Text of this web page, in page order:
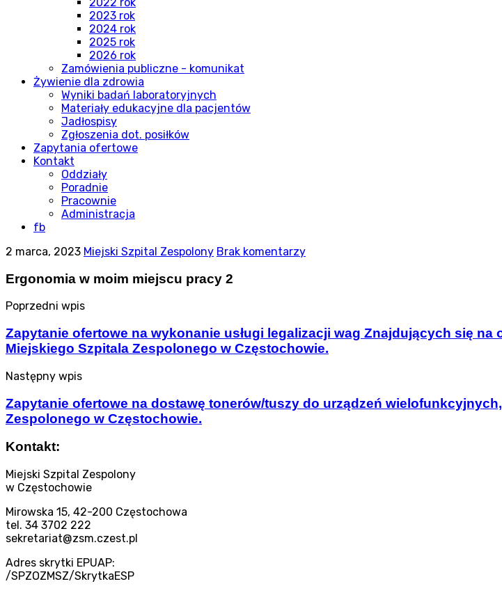
2023 rok
2024 rok
2025 rok
2026 rok
Zamówienia publiczne - komunikat
Żywienie dla zdrowia
Wyniki badań laboratoryjnych
Materiały edukacyjne dla pacjentów
Jadłospisy
Zgłoszenia dot. posiłków
Zapytania ofertowe
Kontakt
Oddziały
Poradnie
Pracownie
Administracja
fb
2 marca, 2023 Miejski Szpital Zespolony Brak komentarzy
Ergonomia w moim miejscu pracy 2
Poprzedni wpis
Zapytanie ofertowe na wykonanie usługi legalizacji wag Znajdujących się
Miejskiego Szpitala Zespolonego w Częstochowie.
Następny wpis
Zapytanie ofertowe na dostawę tonerów/tuszy do urządzeń
Zespolonego w Częstochowie.
Kontakt:
Miejski Szpital Zespolony
w Częstochowie
Mirowska 15, 42-200 Częstochowa
tel. 34 3702 222
sekretariat@zsm.czest.pl
Adres skrytki EPUAP:
/SPZOZMSZ/SkrytkaESP